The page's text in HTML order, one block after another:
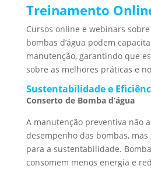
Treinamento
Cursos online e webinars
bombas d’água podem
manutenção, garantindo que
sobre as melhores práticas e
Sustentabilidade e
Conserto de Bomba d’água
A manutenção preventiva não
desempenho das bombas,
para a sustentabilidade.
consomem menos energia e